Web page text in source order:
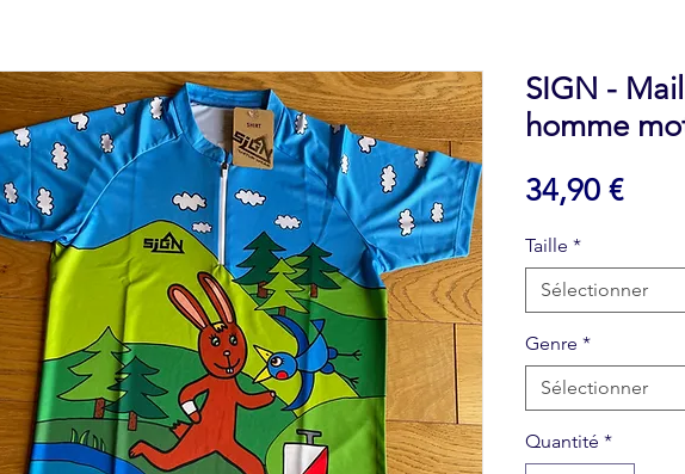
SIGN -
homme
34,90 €Prix
Taille *
Sélectionner
Genre *
Sélectionner
Quantité *